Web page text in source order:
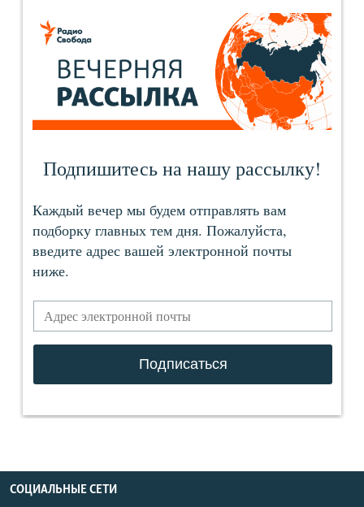
СОЦИАЛЬНЫЕ СЕТИ